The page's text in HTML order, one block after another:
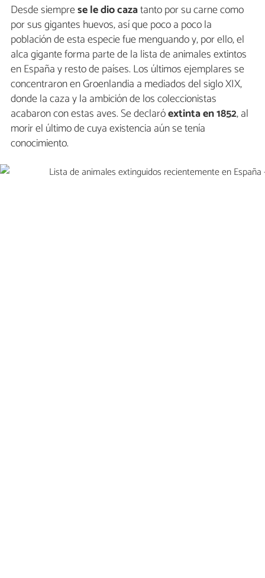
Desde siemprese le dio cazatanto por su carne como
por sus gigantes huevos, así que poco a poco la
población de esta especie fue menguando y, por ello, el
alca gigante forma parte de la lista de animales extintos
en España y resto de países. Los últimos ejemplares se
concentraron en Groenlandia a mediados del siglo XIX,
donde la caza y la ambición de los coleccionistas
acabaron con estas aves. Se declaróextinta en 1852, al
morir el último de cuya existencia aún se tenía
conocimiento.